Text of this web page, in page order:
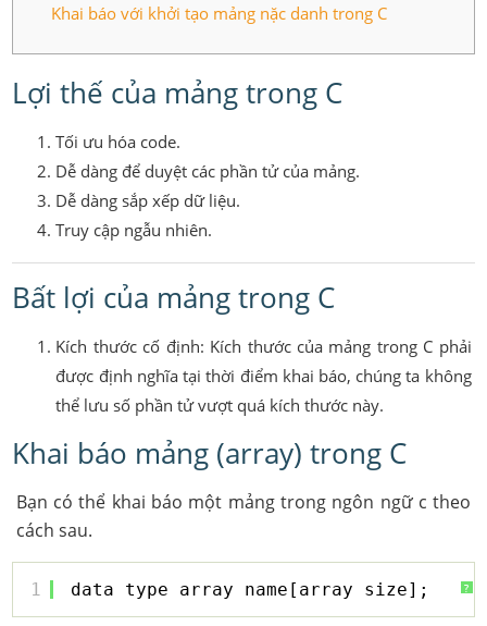
Khai báo với khởi tạo mảng nặc danh trong C
Lợi thế của mảng trong C
Tối ưu hóa code.
Dễ dàng để duyệt các phần tử của mảng.
Dễ dàng sắp xếp dữ liệu.
Truy cập ngẫu nhiên.
Bất lợi của mảng trong C
Kích thước cố định: Kích thước của mảng trong C phải
được định nghĩa tại thời điểm khai báo, chúng ta không
thể lưu số phần tử vượt quá kích thước này.
Khai báo mảng (array) trong C
Bạn có thể khai báo một mảng trong ngôn ngữ c theo
cách sau.
?
1 data_type array_name[array_size];